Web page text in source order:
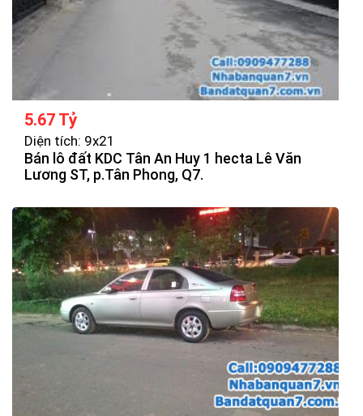
5.67 Tỷ
Diện tích: 9x21
Bán lô đất KDC Tân An Huy 1 hecta Lê Văn
Lương ST, p.Tân Phong, Q7.